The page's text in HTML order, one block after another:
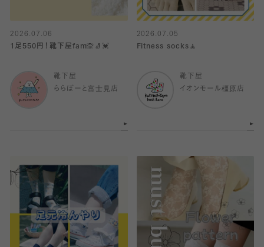
2026.07.06
1足550円！靴下屋fam🙊🧦💓
靴下屋
ららぽーと富士見店
2026.07.05
Fitness socks🧘
靴下屋
イオンモール橿原店